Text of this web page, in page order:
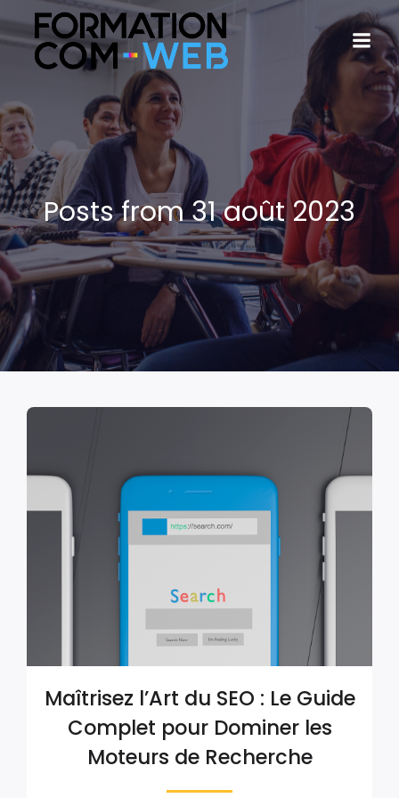
Posts from 31 août 2023
Maîtrisez l’Art du SEO : Le Guide
Complet pour Dominer les
Moteurs de Recherche